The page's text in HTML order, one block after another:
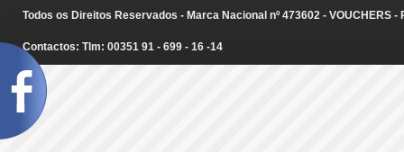
Todos os Direitos Reservados - Marca Nacional nº 473602 - VOUCHERS
Contactos: Tlm: 00351 91 - 699 - 16 -14